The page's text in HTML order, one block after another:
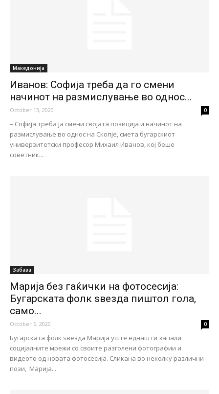
Македонија
Иванов: Софија треба да го смени
начинот на размислување во однос...
October 13, 2020 0
– Софија треба ја смени својата позиција и начинот на
размислување во однос на Скопје, смета бугарскиот
универзитетски професор Михаил Иванов, кој беше
советник...
Забава
Марија без гаќички на фотосесија:
Бугарската фолк ѕвезда пиштол гола,
само...
October 6, 2020 0
Бугарската фолк ѕвезда Марија уште еднаш ги запали
социјалните мрежи со своите разголени фотографии и
видеото од новата фотосесија. Сликана во неколку различни
пози, Марија...